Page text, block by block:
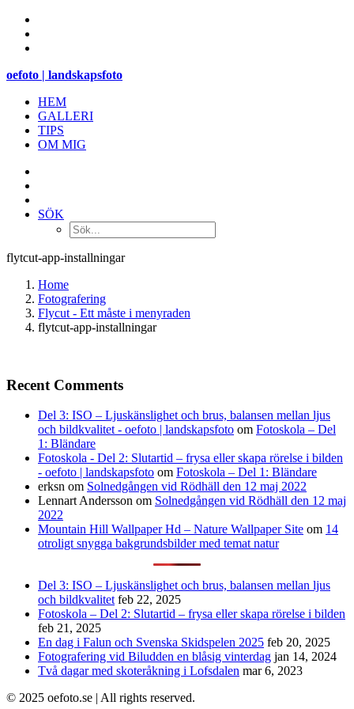
oefoto | landskapsfoto
HEM
GALLERI
TIPS
OM MIG
SÖK
flytcut-app-installningar
Home
Fotografering
Flycut - Ett måste i menyraden
flytcut-app-installningar
Recent Comments
Del 3: ISO – Ljuskänslighet och brus, balansen mellan ljus
och bildkvalitet - oefoto | landskapsfoto om Fotoskola – Del
1: Bländare
Fotoskola - Del 2: Slutartid – frysa eller skapa rörelse i bilden
- oefoto | landskapsfoto om Fotoskola – Del 1: Bländare
erksn om Solnedgången vid Rödhäll den 12 maj 2022
Lennart Andersson om Solnedgången vid Rödhäll den 12 maj
2022
Mountain Hill Wallpaper Hd – Nature Wallpaper Site om 14
otroligt snygga bakgrundsbilder med temat natur
Del 3: ISO – Ljuskänslighet och brus, balansen mellan ljus
och bildkvalitet feb 22, 2025
Fotoskola – Del 2: Slutartid – frysa eller skapa rörelse i bilden
feb 21, 2025
En dag i Falun och Svenska Skidspelen 2025 feb 20, 2025
Fotografering vid Biludden en blåsig vinterdag jan 14, 2024
Två dagar med skoteråkning i Lofsdalen mar 6, 2023
© 2025 oefoto.se | All rights reserved.